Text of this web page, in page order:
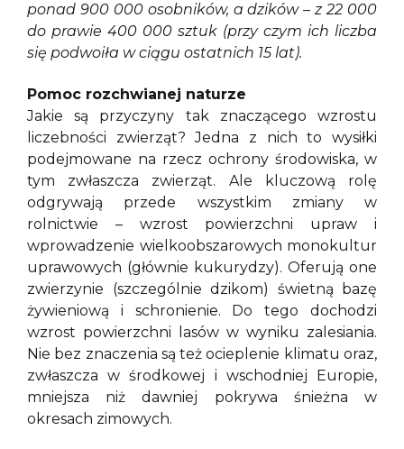
ponad 900 000 osobników, a dzików – z 22 000
do prawie 400 000 sztuk (przy czym ich liczba
się podwoiła w ciągu ostatnich 15 lat).
Pomoc rozchwianej naturze
Jakie są przyczyny tak znaczącego wzrostu
liczebności zwierząt? Jedna z nich to wysiłki
podejmowane na rzecz ochrony środowiska, w
tym zwłaszcza zwierząt. Ale kluczową rolę
odgrywają przede wszystkim zmiany w
rolnictwie – wzrost powierzchni upraw i
wprowadzenie wielkoobszarowych monokultur
uprawowych (głównie kukurydzy). Oferują one
zwierzynie (szczególnie dzikom) świetną bazę
żywieniową i schronienie. Do tego dochodzi
wzrost powierzchni lasów w wyniku zalesiania.
Nie bez znaczenia są też ocieplenie klimatu oraz,
zwłaszcza w środkowej i wschodniej Europie,
mniejsza niż dawniej pokrywa śnieżna w
okresach zimowych.